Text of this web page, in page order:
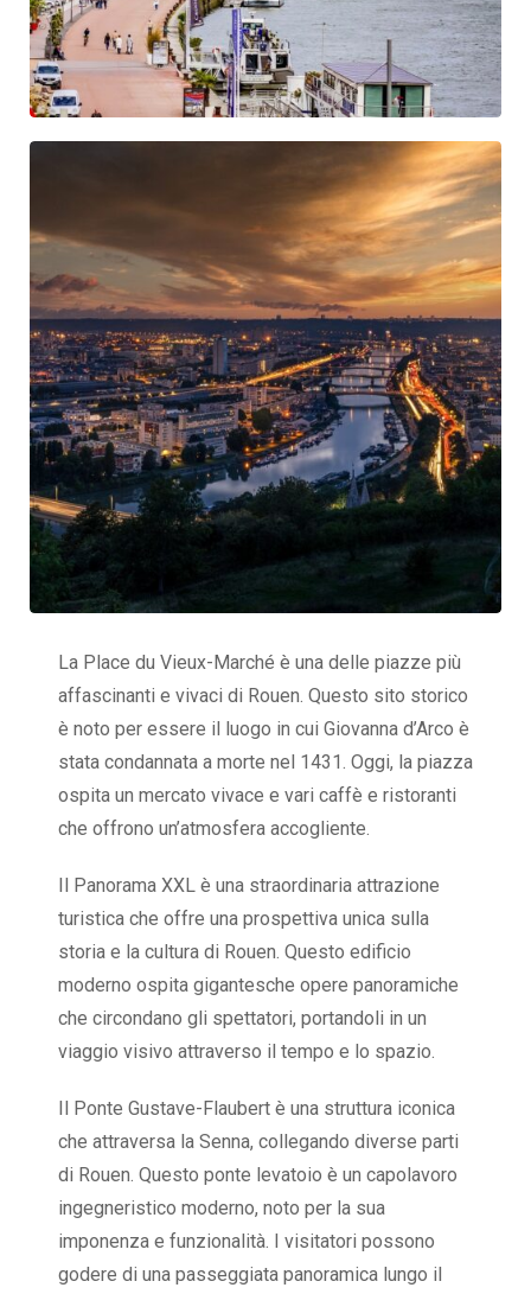
La Place du Vieux-Marché è una delle piazze più
affascinanti e vivaci di Rouen. Questo sito storico
è noto per essere il luogo in cui Giovanna d’Arco è
stata condannata a morte nel 1431. Oggi, la piazza
ospita un mercato vivace e vari caffè e ristoranti
che offrono un’atmosfera accogliente.
Il Panorama XXL è una straordinaria attrazione
turistica che offre una prospettiva unica sulla
storia e la cultura di Rouen. Questo edificio
moderno ospita gigantesche opere panoramiche
che circondano gli spettatori, portandoli in un
viaggio visivo attraverso il tempo e lo spazio.
Il Ponte Gustave-Flaubert è una struttura iconica
che attraversa la Senna, collegando diverse parti
di Rouen. Questo ponte levatoio è un capolavoro
ingegneristico moderno, noto per la sua
imponenza e funzionalità. I visitatori possono
godere di una passeggiata panoramica lungo il